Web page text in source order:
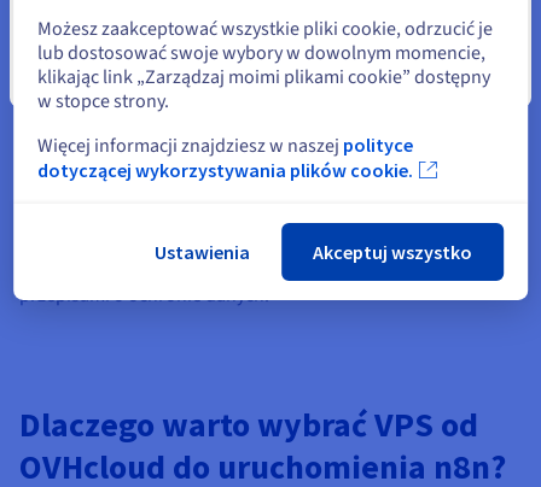
Instancja n8n działa w oparciu o zasoby zarezerwowanych
wyłącznie do Twojego użytku (CPU, RAM). Izolacja środowiska
gwarantuje stałą wydajność oraz niezawodność kluczowych
procesów automatyzacji, nawet przy dużym obciążeniu.
Większy poziom bezpieczeństwa
Zyskaj kontrolę nad instalacją n8n. Wdrażaj własne
reguły sieci, aby maksymalnie chronić swoje zasoby.
Środowisko OVHcloud daje Ci pełną swobodę zarządzania
przepływem danych, co ułatwia zachowanie zgodności z
przepisami o ochronie danych.
Dlaczego warto wybrać VPS od
OVHcloud do uruchomienia n8n?
Zamknij
Możesz zaakceptować wszystkie pliki cookie, odrzucić je
lub dostosować swoje wybory w dowolnym momencie,
klikając link „Zarządzaj moimi plikami cookie” dostępny
w stopce strony.
Więcej informacji znajdziesz w naszej polityce
dotyczącej wykorzystywania plików cookie.
Ustawienia Akceptuj wszystko